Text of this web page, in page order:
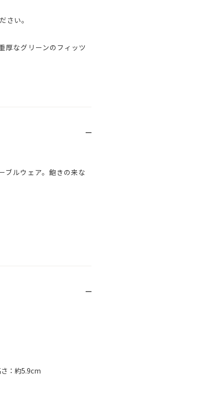
さい。
厚なグリーンのフィッツ
ブルウェア。飽きの来な
：約5.9cm